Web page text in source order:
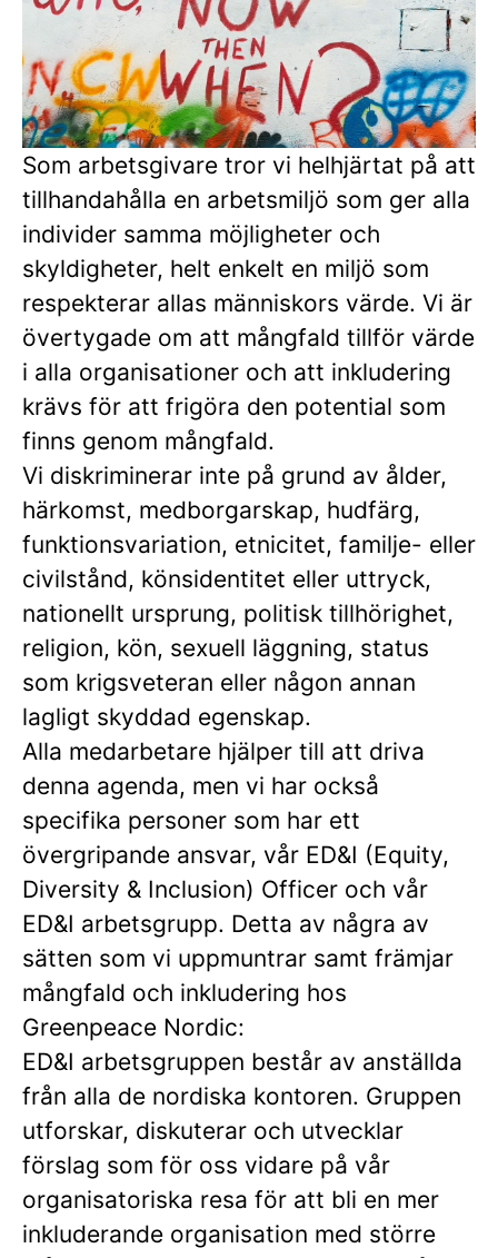
Som arbetsgivare tror vi helhjärtat på att
tillhandahålla en arbetsmiljö som ger alla
individer samma möjligheter och
skyldigheter, helt enkelt en miljö som
respekterar allas människors värde. Vi är
övertygade om att mångfald tillför värde
i alla organisationer och att inkludering
krävs för att frigöra den potential som
finns genom mångfald.
Vi diskriminerar inte på grund av ålder,
härkomst, medborgarskap, hudfärg,
funktionsvariation, etnicitet, familje- eller
civilstånd, könsidentitet eller uttryck,
nationellt ursprung, politisk tillhörighet,
religion, kön, sexuell läggning, status
som krigsveteran eller någon annan
lagligt skyddad egenskap.
Alla medarbetare hjälper till att driva
denna agenda, men vi har också
specifika personer som har ett
övergripande ansvar, vår ED&I (Equity,
Diversity & Inclusion) Officer och vår
ED&I arbetsgrupp. Detta av några av
sätten som vi uppmuntrar samt främjar
mångfald och inkludering hos
Greenpeace Nordic:
ED&I arbetsgruppen består av anställda
från alla de nordiska kontoren. Gruppen
utforskar, diskuterar och utvecklar
förslag som för oss vidare på vår
organisatoriska resa för att bli en mer
inkluderande organisation med större